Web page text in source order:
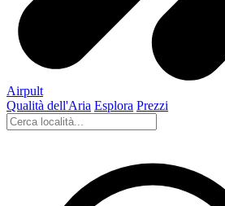
Airpult
Qualità dell'Aria Esplora Prezzi